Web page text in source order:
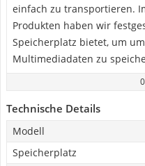
einfach zu transportieren.
Produkten haben wir
Speicherplatz bietet, um
Multimediadaten zu
Technische Details
Modell
Speicherplatz